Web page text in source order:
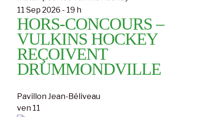
11 Sep 2026 - 19 h
HORS-CONCOURS –
VULKINS HOCKEY
REÇOIVENT
DRUMMONDVILLE
Pavillon Jean-Béliveau
ven 11